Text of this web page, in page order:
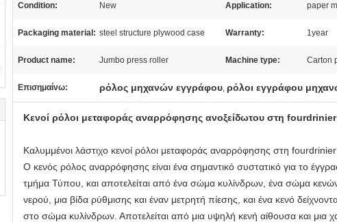
Condition: New Application: paper
Packaging material: steel structure plywood case Warranty: 1year
Product name: Jumbo press roller Machine type: Carton
Επισημαίνω: ρόλος μηχανών εγγράφου, ρόλοι εγγράφου
Κενοί ρόλοι μεταφοράς αναρρόφησης ανοξείδωτου στη
Καλυμμένοι λάστιχο κενοί ρόλοι μεταφοράς αναρρόφησης στη
Ο κενός ρόλος αναρρόφησης είναι ένα σημαντικό συστατικό για το
τμήμα Τύπου, και αποτελείται από ένα σώμα κυλίνδρων, ένα σώμα
νερού, μια βίδα ρύθμισης και έναν μετρητή πίεσης, και ένα κενό
στο σώμα κυλίνδρων. Αποτελείται από μια υψηλή κενή αίθουσα και μια